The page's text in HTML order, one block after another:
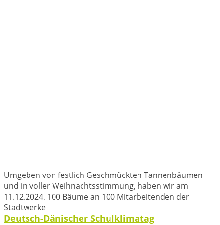
Umgeben von festlich Geschmückten Tannenbäumen
und in voller Weihnachtsstimmung, haben wir am
11.12.2024, 100 Bäume an 100 Mitarbeitenden der
Stadtwerke
Deutsch-Dänischer Schulklimatag